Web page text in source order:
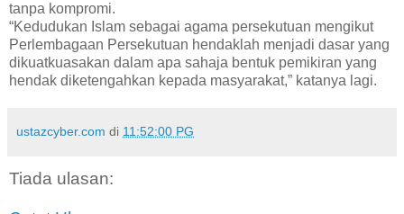
tanpa kompromi.
“Kedudukan Islam sebagai agama persekutuan mengikut
Perlembagaan Persekutuan hendaklah menjadi dasar yang
dikuatkuasakan dalam apa sahaja bentuk pemikiran yang
hendak diketengahkan kepada masyarakat,” katanya lagi.
ustazcyber.com di 11:52:00 PG
Tiada ulasan: